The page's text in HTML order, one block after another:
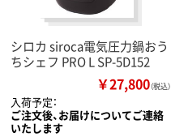
シロカ siroca電気圧力鍋おう
ちシェフ PRO L SP-5D152
￥27,800（税込）
入荷予定：
ご注文後、お届けについてご連絡
いたします